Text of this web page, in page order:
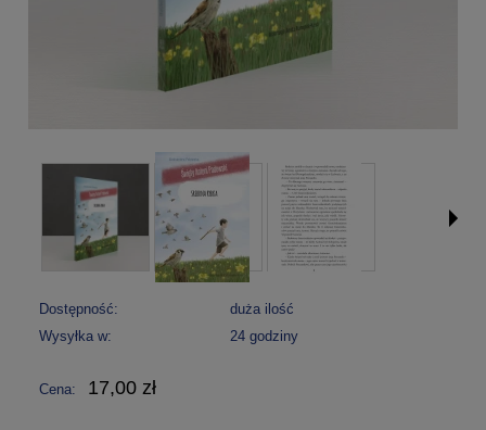
Dostępność:
duża ilość
Wysyłka w:
24 godziny
Cena: 17,00 zł